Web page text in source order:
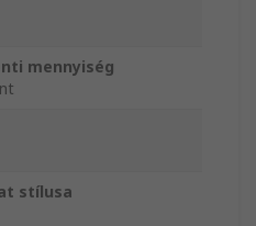
mennyiség
stílusa